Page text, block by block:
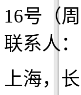
16号（
联系人
上海，